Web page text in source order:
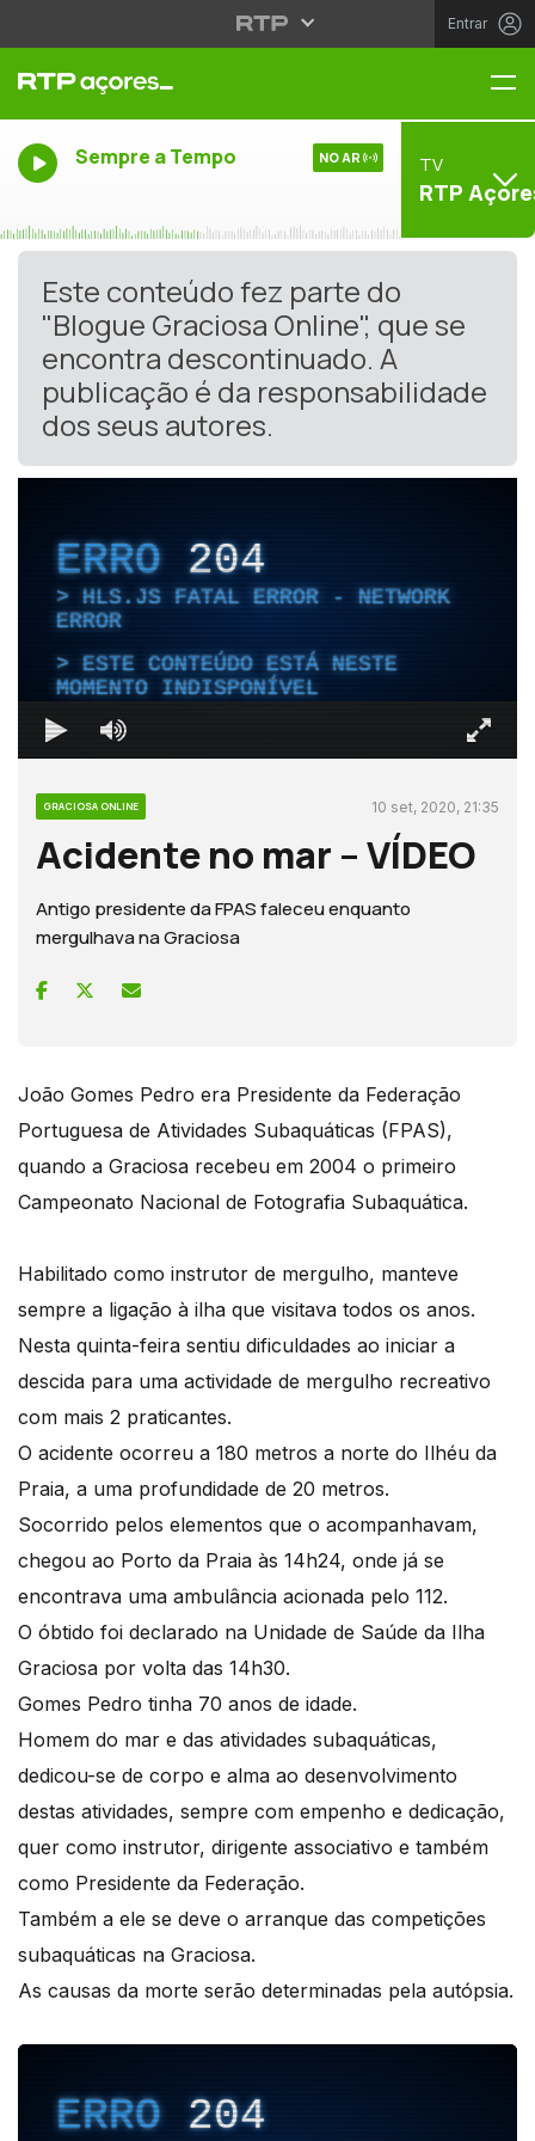
Entrar
Sempre a Tempo NO AR TV
RTP
Este conteúdo fez parte do
"Blogue Graciosa Online", que se
encontra descontinuado. A
publicação é da responsabilidade
dos seus autores.
ERRO204
HLS.JS FATAL ERROR - NETWORK
ERROR
ESTE CONTEÚDO ESTÁ NESTE
MOMENTO INDISPONÍVEL
GRACIOSA ONLINE 10 set, 2020, 21:35
Acidente no mar – VÍDEO
Antigo presidente da FPAS faleceu enquanto
mergulhava na Graciosa
João Gomes Pedro era Presidente da Federação
Portuguesa de Atividades Subaquáticas (FPAS),
quando a Graciosa recebeu em 2004 o primeiro
Campeonato Nacional de Fotografia Subaquática.
Habilitado como instrutor de mergulho, manteve
sempre a ligação à ilha que visitava todos os anos.
Nesta quinta-feira sentiu dificuldades ao iniciar a
descida para uma actividade de mergulho recreativo
com mais 2 praticantes.
O acidente ocorreu a 180 metros a norte do Ilhéu da
Praia, a uma profundidade de 20 metros.
Socorrido pelos elementos que o acompanhavam,
chegou ao Porto da Praia às 14h24, onde já se
encontrava uma ambulância acionada pelo 112.
O óbtido foi declarado na Unidade de Saúde da Ilha
Graciosa por volta das 14h30.
Gomes Pedro tinha 70 anos de idade.
Homem do mar e das atividades subaquáticas,
dedicou-se de corpo e alma ao desenvolvimento
destas atividades, sempre com empenho e dedicação,
quer como instrutor, dirigente associativo e também
como Presidente da Federação.
Também a ele se deve o arranque das competições
subaquáticas na Graciosa.
As causas da morte serão determinadas pela autópsia.